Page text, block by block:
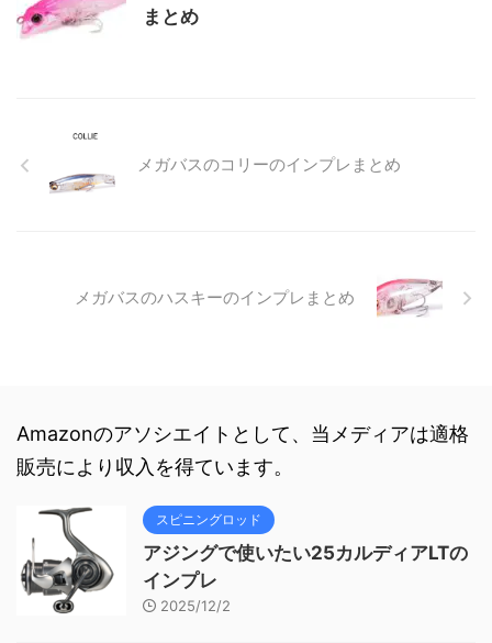
まとめ
メガバスのコリーのインプレまとめ
メガバスのハスキーのインプレまとめ
Amazonのアソシエイトとして、当メディアは適格
販売により収入を得ています。
スピニングロッド
アジングで使いたい25カルディアLTの
インプレ
2025/12/2